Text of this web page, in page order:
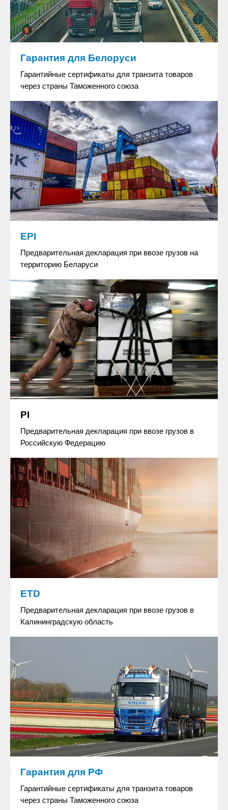
Гарантия для Белоруси
Гарантийные сертификаты для транзита товаров
через страны Таможенного союза
EPI
Предварительная декларация при ввозе грузов на
территорию Беларуси
PI
Предварительная декларация при ввозе грузов в
Российскую Федерацию
ETD
Предварительная декларация при ввозе грузов в
Калининградскую область
Гарантия для РФ
Гарантийные сертификаты для транзита товаров
через страны Таможенного союза